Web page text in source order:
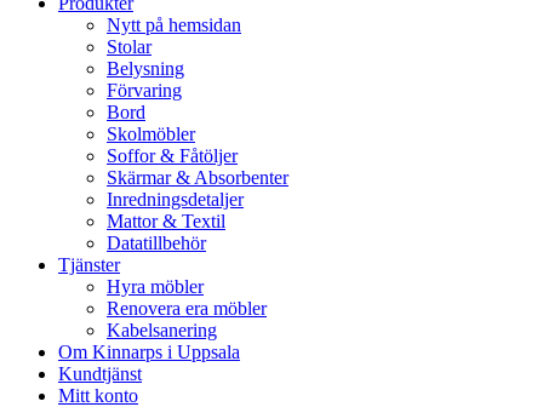
Nytt på hemsidan
Stolar
Belysning
Förvaring
Bord
Skolmöbler
Soffor & Fåtöljer
Skärmar & Absorbenter
Inredningsdetaljer
Mattor & Textil
Datatillbehör
Tjänster
Hyra möbler
Renovera era möbler
Kabelsanering
Om Kinnarps i Uppsala
Kundtjänst
Mitt konto